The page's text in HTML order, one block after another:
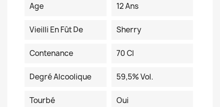
Age 12 Ans
Vieilli En Fût De Sherry
Contenance 70 Cl
Degré Alcoolique 59,5% Vol.
Tourbé Oui